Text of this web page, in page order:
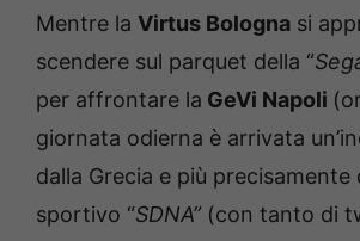
Mentre la Virtus Bologna si
scendere sul parquet della “
per affrontare la GeVi Napoli
giornata odierna è arrivata
dalla Grecia e più precisamente
sportivo “SDNA” (con tanto di